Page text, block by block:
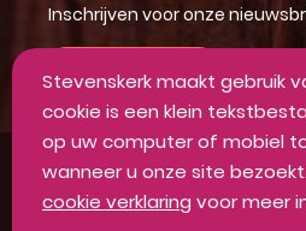
Inschrijven voor onze
Algemene voorwaarden
Privacyverklaring
Stevenskerk maakt gebruik
cookie is een klein
op uw computer of mobiel
wanneer u onze site
cookie verklaring voor meer